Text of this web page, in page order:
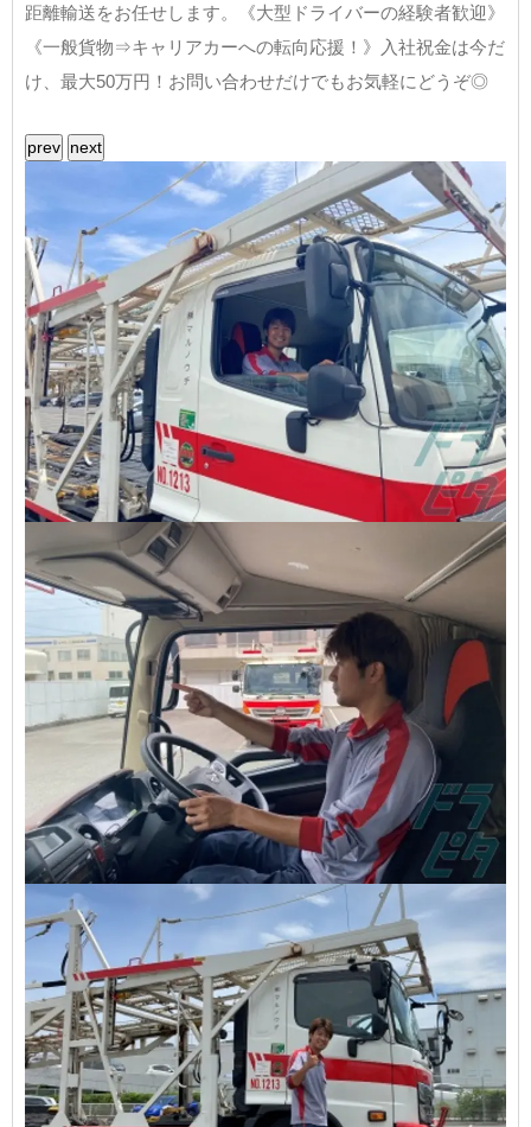
距離輸送をお任せします。《大型ドライバーの経験者歓迎》
《一般貨物⇒キャリアカーへの転向応援！》入社祝金は今だ
け、最大50万円！お問い合わせだけでもお気軽にどうぞ◎
prev next